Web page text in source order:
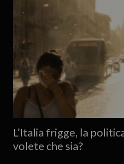
L’Italia frigge, la
volete che sia?